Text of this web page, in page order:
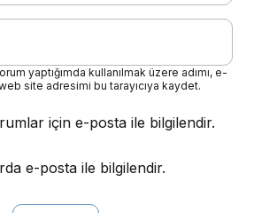
yaptığımda kullanılmak üzere adımı, e-
site adresimi bu tarayıcıya kaydet.
için e-posta ile bilgilendir.
e-posta ile bilgilendir.